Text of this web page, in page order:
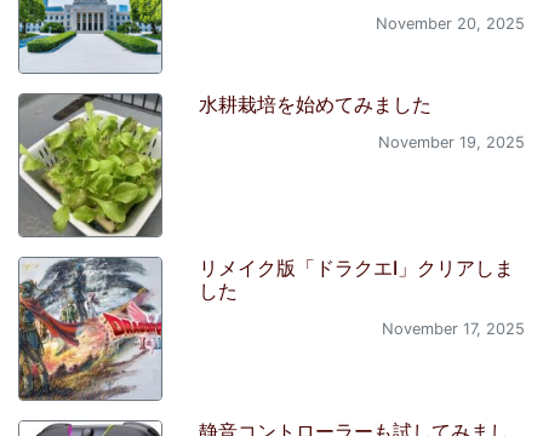
November 20, 2025
水耕栽培を始めてみました
November 19, 2025
リメイク版「ドラクエI」クリアしま
した
November 17, 2025